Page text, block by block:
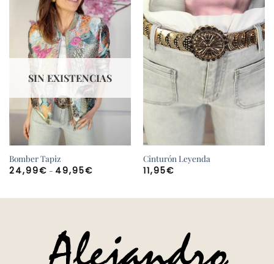
SIN EXISTENCIAS
Bomber Tapiz
24,99€ - 49,95€Rango
24,99€
Cinturón Leyenda
11,95€